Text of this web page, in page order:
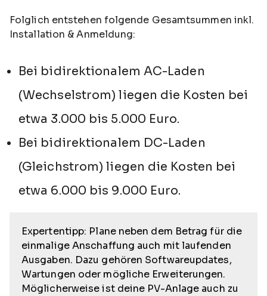
Folglich entstehen folgende Gesamtsummen inkl.
Installation & Anmeldung:
Bei bidirektionalem AC-Laden
(Wechselstrom) liegen die Kosten bei
etwa 3.000 bis 5.000 Euro.
Bei bidirektionalem DC-Laden
(Gleichstrom) liegen die Kosten bei
etwa 6.000 bis 9.000 Euro.
Expertentipp: Plane neben dem Betrag für die
einmalige Anschaffung auch mit laufenden
Ausgaben. Dazu gehören Softwareupdates,
Wartungen oder mögliche Erweiterungen.
Möglicherweise ist deine PV-Anlage auch zu